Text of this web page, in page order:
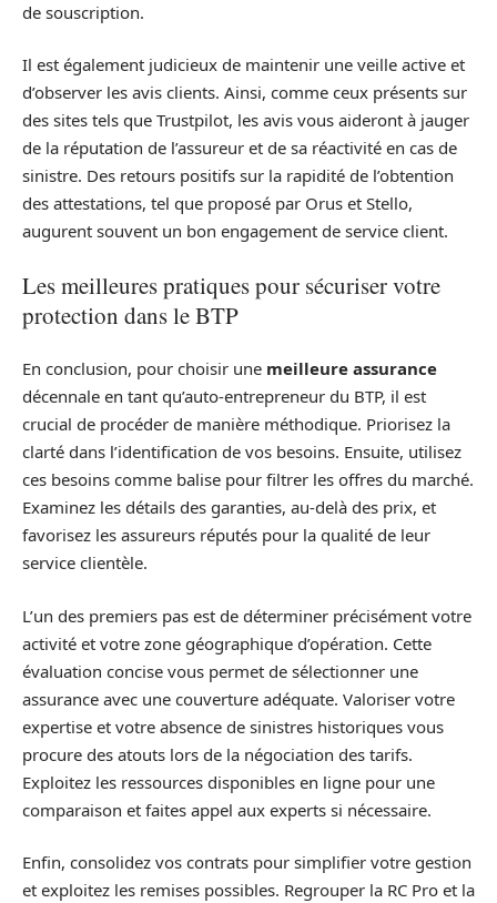
de souscription.
Il est également judicieux de maintenir une veille active et
d’observer les avis clients. Ainsi, comme ceux présents sur
des sites tels que Trustpilot, les avis vous aideront à jauger
de la réputation de l’assureur et de sa réactivité en cas de
sinistre. Des retours positifs sur la rapidité de l’obtention
des attestations, tel que proposé par Orus et Stello,
augurent souvent un bon engagement de service client.
Les meilleures pratiques pour sécuriser votre
protection dans le BTP
En conclusion, pour choisir une meilleure assurance
décennale en tant qu’auto-entrepreneur du BTP, il est
crucial de procéder de manière méthodique. Priorisez la
clarté dans l’identification de vos besoins. Ensuite, utilisez
ces besoins comme balise pour filtrer les offres du marché.
Examinez les détails des garanties, au-delà des prix, et
favorisez les assureurs réputés pour la qualité de leur
service clientèle.
L’un des premiers pas est de déterminer précisément votre
activité et votre zone géographique d’opération. Cette
évaluation concise vous permet de sélectionner une
assurance avec une couverture adéquate. Valoriser votre
expertise et votre absence de sinistres historiques vous
procure des atouts lors de la négociation des tarifs.
Exploitez les ressources disponibles en ligne pour une
comparaison et faites appel aux experts si nécessaire.
Enfin, consolidez vos contrats pour simplifier votre gestion
et exploitez les remises possibles. Regrouper la RC Pro et la